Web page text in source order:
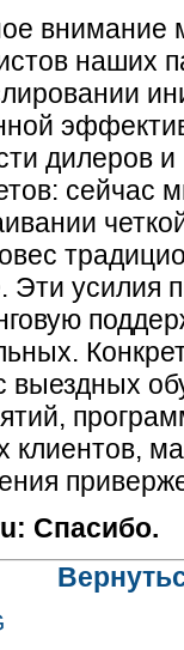
внимание
наших
дилеров
сейчас
Эти усилия
выездных
клиентов,
Спасибо.